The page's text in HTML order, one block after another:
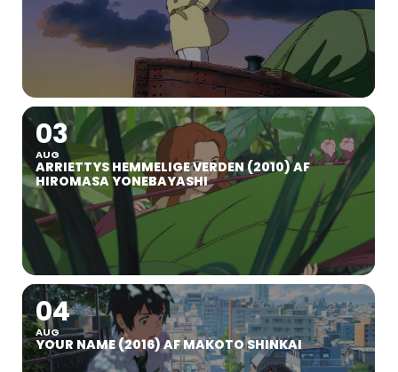
03
AUG
ARRIETTYS HEMMELIGE VERDEN (2010) AF
HIROMASA YONEBAYASHI
04
AUG
YOUR NAME (2016) AF MAKOTO SHINKAI